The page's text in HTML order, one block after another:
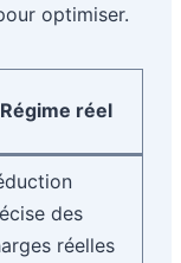
optimiser.
Régime réel
des
réelles